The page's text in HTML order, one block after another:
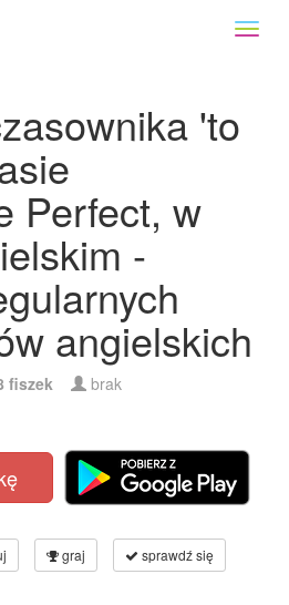
'to
Perfect, w
-
angielskich
fiszek brak
graj sprawdź się